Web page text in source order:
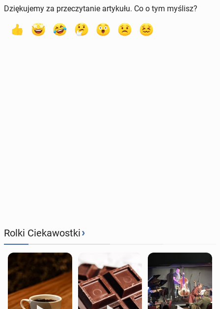
Dziękujemy za przeczytanie artykułu. Co o tym myślisz?
Rolki Ciekawostki›